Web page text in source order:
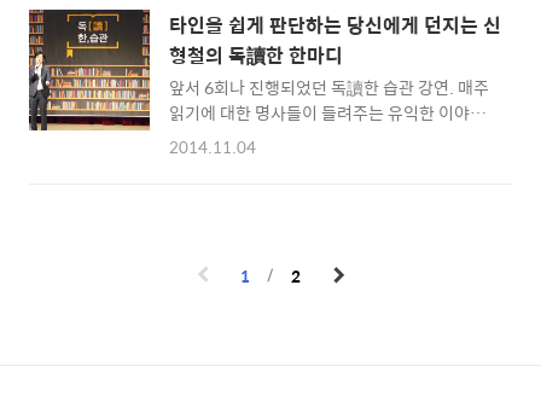
요. 처음으로 강연을 하는 것이라 무척 떨린다
며, 어제까지 준비해놓았던 원고를 과감히 포기
하고 새롭게 강연 준비를 ..
지금까지 진행된 2014 독讀한 습관 강연 속에
는 명사들이 우리에게 들려주고 싶었던 주제가
담겨 있겠죠? 다독다독 페이스북 이벤트에서 명
사와 알맞은 주제를 맞추고 푸짐한 선물도 받아
가세요. ^^ ▶ 다독다독 페이스북 이벤트 참여
바로가기 읽기에 대한 즐거움을 찾고 명사들과
에 오셔서 읽기..
타인을 쉽게 판단하는 당신에게 던지는 신
형철의 독讀한 한마디
앞서 6회나 진행되었던 독讀한 습관 강연. 매주
읽기에 대한 명사들이 들려주는 유익한 이야기
로 사람들의 마음을 사로잡고 있는데요. 이번에
연이라 기대가 컸는데요. 현장에서도 많은 사람
의 참여로 열기가 뜨거웠답니다. 지금부터 신형
2014.11.04
1 2